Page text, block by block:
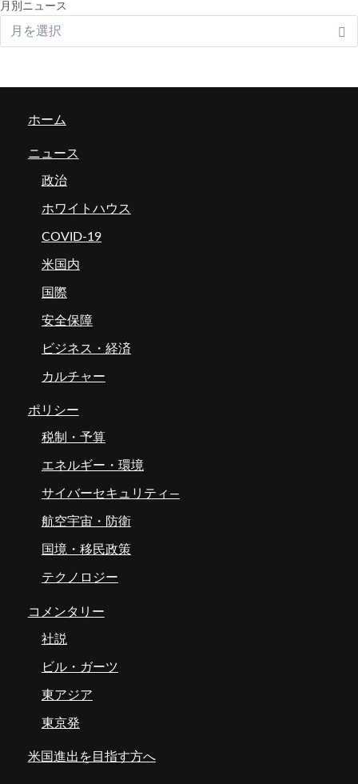
月別ニュース
ホーム
ニュース
政治
ホワイトハウス
COVID-19
米国内
国際
安全保障
ビジネス・経済
カルチャー
ポリシー
税制・予算
エネルギー・環境
サイバーセキュリティ―
航空宇宙・防衛
国境・移民政策
テクノロジー
コメンタリー
社説
ビル・ガーツ
東アジア
東京発
米国進出を目指す方へ